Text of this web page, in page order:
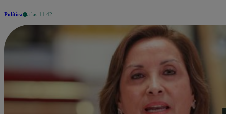
Política a las 11:42